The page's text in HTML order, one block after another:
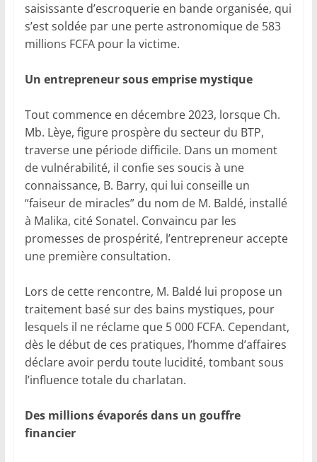
saisissante d’escroquerie en bande organisée, qui
s’est soldée par une perte astronomique de 583
millions FCFA pour la victime.
Un entrepreneur sous emprise mystique
Tout commence en décembre 2023, lorsque Ch.
Mb. Lèye, figure prospère du secteur du BTP,
traverse une période difficile. Dans un moment
de vulnérabilité, il confie ses soucis à une
connaissance, B. Barry, qui lui conseille un
“faiseur de miracles” du nom de M. Baldé, installé
à Malika, cité Sonatel. Convaincu par les
promesses de prospérité, l’entrepreneur accepte
une première consultation.
Lors de cette rencontre, M. Baldé lui propose un
traitement basé sur des bains mystiques, pour
lesquels il ne réclame que 5 000 FCFA. Cependant,
dès le début de ces pratiques, l’homme d’affaires
déclare avoir perdu toute lucidité, tombant sous
l’influence totale du charlatan.
Des millions évaporés dans un gouffre
financier